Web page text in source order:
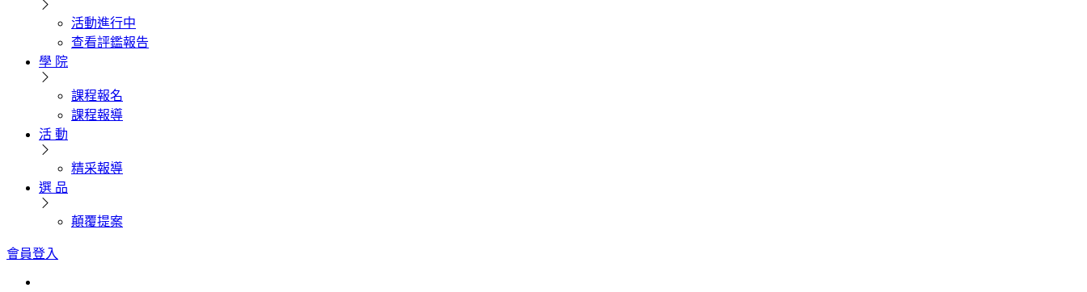
活動進行中
查看評鑑報告
學 院
課程報名
課程報導
活 動
精采報導
選 品
顛覆提案
會員登入